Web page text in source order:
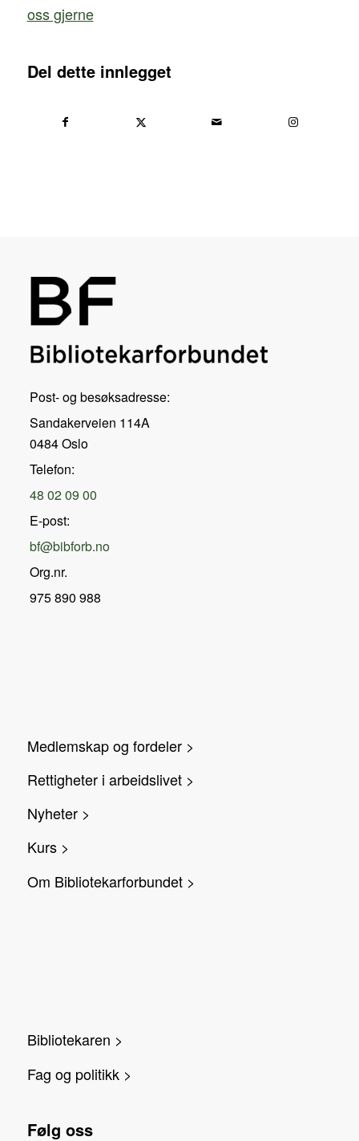
oss gjerne
Del dette innlegget
Post- og besøksadresse:
Sandakerveien 114A
0484 Oslo
Telefon:
48 02 09 00
E-post:
bf@bibforb.no
Org.nr.
975 890 988
Medlemskap og fordeler >
Rettigheter i arbeidslivet >
Nyheter >
Kurs >
Om Bibliotekarforbundet >
Bibliotekaren >
Fag og politikk >
Følg oss